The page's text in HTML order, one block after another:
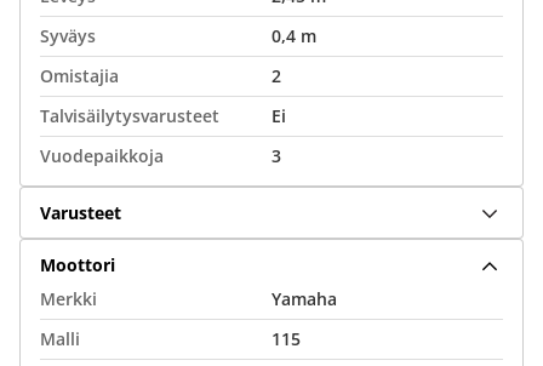
Syväys
0,4 m
Omistajia
2
Talvisäilytysvarusteet
Ei
Vuodepaikkoja
3
Varusteet
Moottori
Merkki
Yamaha
Malli
115